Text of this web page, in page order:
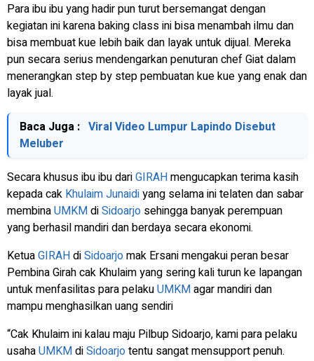
Para ibu ibu yang hadir pun turut bersemangat dengan
kegiatan ini karena baking class ini bisa menambah ilmu dan
bisa membuat kue lebih baik dan layak untuk dijual. Mereka
pun secara serius mendengarkan penuturan chef Giat dalam
menerangkan step by step pembuatan kue kue yang enak dan
layak jual.
Baca Juga : Viral Video Lumpur Lapindo Disebut
Meluber
Secara khusus ibu ibu dariGIRAHmengucapkan terima kasih
kepada cak Khulaim Junaidiyang selama ini telaten dan sabar
membinaUMKMdiSidoarjo sehingga banyak perempuan
yang berhasil mandiri dan berdaya secara ekonomi.
KetuaGIRAHdiSidoarjomak Ersani mengakui peran besar
Pembina Girah cak Khulaim yang sering kali turun ke lapangan
untuk menfasilitas para pelakuUMKMagar mandiri dan
mampu menghasilkan uang sendiri
“Cak Khulaim ini kalau maju Pilbup Sidoarjo, kami para pelaku
usahaUMKMdiSidoarjotentu sangat mensupport penuh.